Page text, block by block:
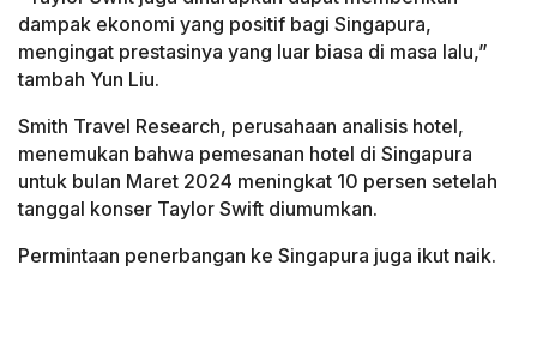
dampak ekonomi yang positif bagi Singapura,
mengingat prestasinya yang luar biasa di masa lalu,”
tambah Yun Liu.
Smith Travel Research, perusahaan analisis hotel,
menemukan bahwa pemesanan hotel di Singapura
untuk bulan Maret 2024 meningkat 10 persen setelah
tanggal konser Taylor Swift diumumkan.
Permintaan penerbangan ke Singapura juga ikut naik.